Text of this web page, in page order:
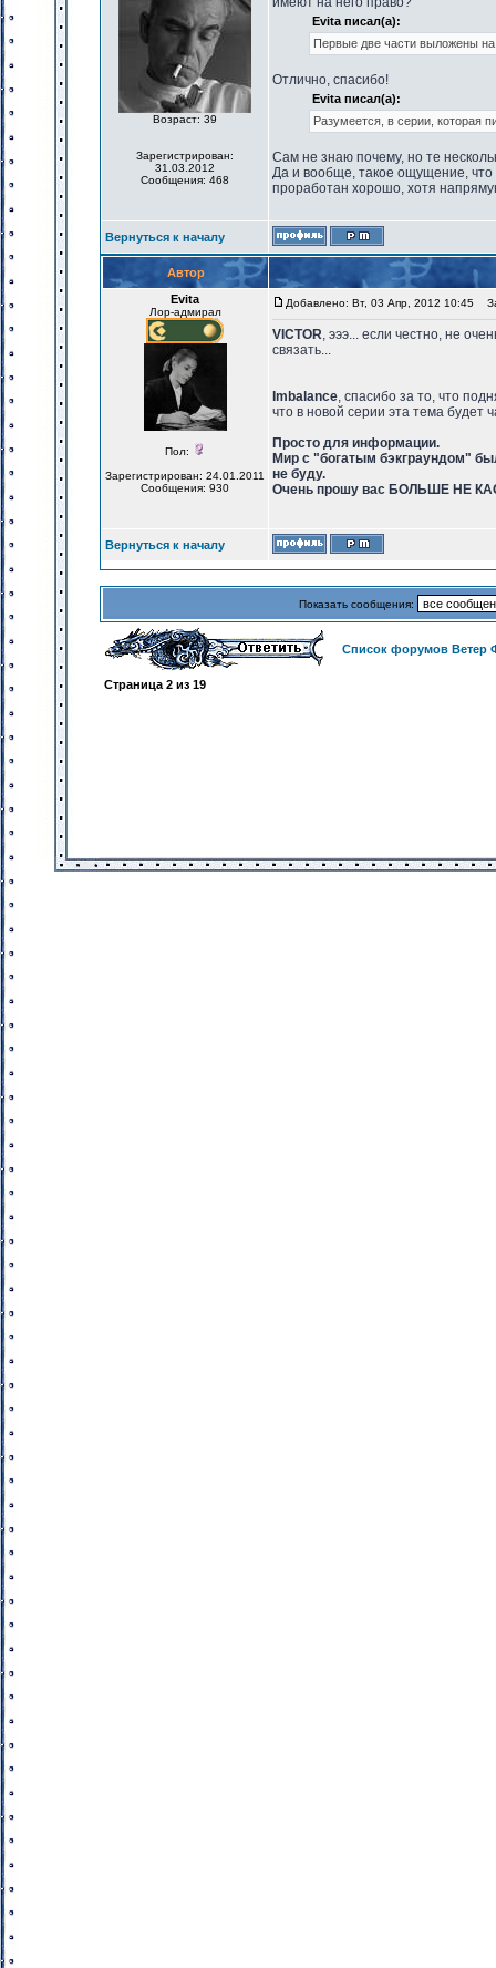
Возраст: 39
Зарегистрирован:
31.03.2012
Сообщения: 468
Evita писал(а):
Первые две части выложены
Отлично, спасибо!
Evita писал(а):
Разумеется, в серии, которая
Сам не знаю почему, но те
Да и вообще, такое ощущение, что
проработан хорошо, хотя
Вернуться к началу
Автор
Evita
Лор-адмирал
Пол:
Зарегистрирован: 24.01.2011
Сообщения: 930
Добавлено: Вт, 03 Апр, 2012 10:45
VICTOR, эээ... если честно, не
связать...
Imbalance, спасибо за то, что
что в новой серии эта тема будет
Просто для информации.
Мир с "богатым бэкграундом"
не буду.
Очень прошу вас БОЛЬШЕ НЕ
Вернуться к началу
Показать сообщения:
Список форумов Ветер
Страница 2 из 19